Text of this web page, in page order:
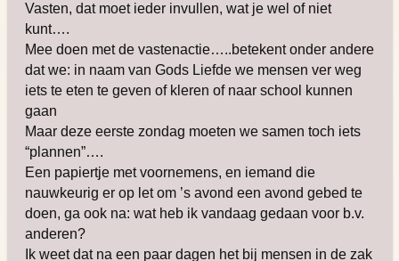
Vasten, dat moet ieder invullen, wat je wel of niet
kunt….
Mee doen met de vastenactie…..betekent onder andere
dat we: in naam van Gods Liefde we mensen ver weg
iets te eten te geven of kleren of naar school kunnen
gaan
Maar deze eerste zondag moeten we samen toch iets
“plannen”….
Een papiertje met voornemens, en iemand die
nauwkeurig er op let om ’s avond een avond gebed te
doen, ga ook na: wat heb ik vandaag gedaan voor b.v.
anderen?
Ik weet dat na een paar dagen het bij mensen in de zak